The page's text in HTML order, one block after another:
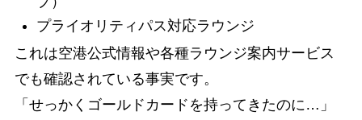
プライオリティパス対応ラウンジ
これは空港公式情報や各種ラウンジ案内サービス
でも確認されている事実です。
「せっかくゴールドカードを持ってきたのに…」